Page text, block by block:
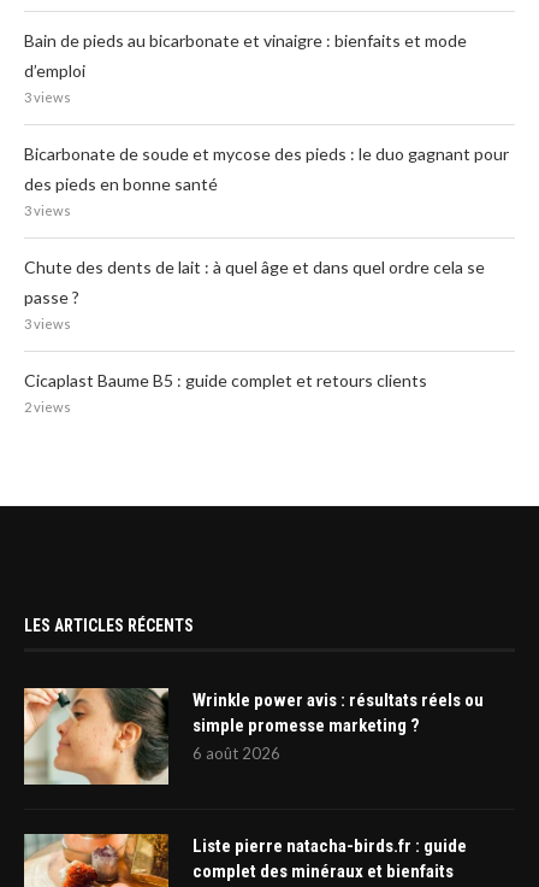
Bain de pieds au bicarbonate et vinaigre : bienfaits et mode
d’emploi
3 views
Bicarbonate de soude et mycose des pieds : le duo gagnant pour
des pieds en bonne santé
3 views
Chute des dents de lait : à quel âge et dans quel ordre cela se
passe ?
3 views
Cicaplast Baume B5 : guide complet et retours clients
2 views
LES ARTICLES RÉCENTS
Wrinkle power avis : résultats réels ou
simple promesse marketing ?
6 août 2026
Liste pierre natacha-birds.fr : guide
complet des minéraux et bienfaits